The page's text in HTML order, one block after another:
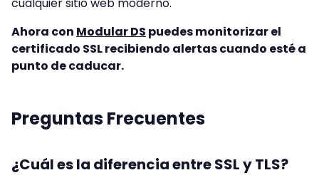
cualquier sitio web moderno.
Ahora con Modular DS puedes monitorizar el
certificado SSL recibiendo alertas cuando esté a
punto de caducar.
Preguntas Frecuentes
¿Cuál es la diferencia entre SSL y TLS?